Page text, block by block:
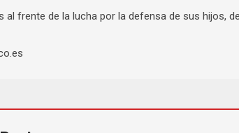
al frente de la lucha por la defensa de sus hijos,